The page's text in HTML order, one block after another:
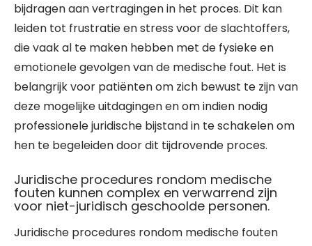
bijdragen aan vertragingen in het proces. Dit kan
leiden tot frustratie en stress voor de slachtoffers,
die vaak al te maken hebben met de fysieke en
emotionele gevolgen van de medische fout. Het is
belangrijk voor patiënten om zich bewust te zijn van
deze mogelijke uitdagingen en om indien nodig
professionele juridische bijstand in te schakelen om
hen te begeleiden door dit tijdrovende proces.
Juridische procedures rondom medische
fouten kunnen complex en verwarrend zijn
voor niet-juridisch geschoolde personen.
Juridische procedures rondom medische fouten